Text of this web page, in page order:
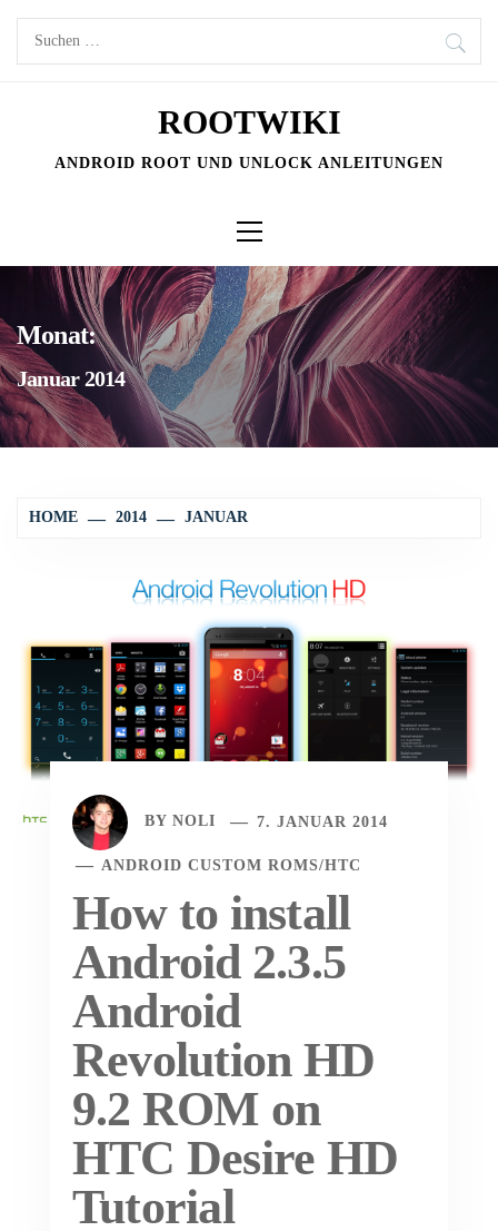
Skip
Suchen
nach:
ROOTWIKI
ANDROID ROOT UND UNLOCK ANLEITUNGEN
Menu
Monat:
Januar 2014
HOME 2014 JANUAR
BY NOLI 7. JANUAR 2014
ANDROID CUSTOM ROMS/HTC
How to install
Android 2.3.5
Android
Revolution HD
9.2 ROM on
HTC Desire HD
Tutorial